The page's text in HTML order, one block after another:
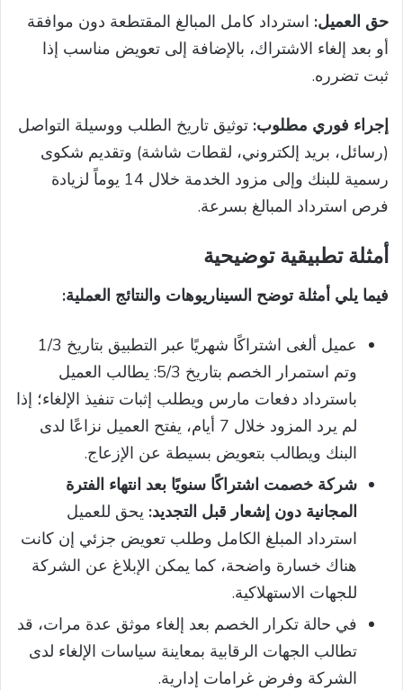
حق العميل: استرداد كامل المبالغ المقتطعة دون موافقة
أو بعد إلغاء الاشتراك، بالإضافة إلى تعويض مناسب إذا
ثبت تضرره.
إجراء فوري مطلوب: توثيق تاريخ الطلب ووسيلة التواصل
(رسائل، بريد إلكتروني، لقطات شاشة) وتقديم شكوى
رسمية للبنك وإلى مزود الخدمة خلال 14 يوماً لزيادة
فرص استرداد المبالغ بسرعة.
أمثلة تطبيقية توضيحية
فيما يلي أمثلة توضح السيناريوهات والنتائج العملية:
عميل ألغى اشتراكًا شهريًا عبر التطبيق بتاريخ 1/3
وتم استمرار الخصم بتاريخ 5/3: يطالب العميل
باسترداد دفعات مارس ويطلب إثبات تنفيذ الإلغاء؛ إذا
لم يرد المزود خلال 7 أيام، يفتح العميل نزاعًا لدى
البنك ويطالب بتعويض بسيطة عن الإزعاج.
شركة خصمت اشتراكًا سنويًا بعد انتهاء الفترة
المجانية دون إشعار قبل التجديد: يحق للعميل
استرداد المبلغ الكامل وطلب تعويض جزئي إن كانت
هناك خسارة واضحة، كما يمكن الإبلاغ عن الشركة
للجهات الاستهلاكية.
في حالة تكرار الخصم بعد إلغاء موثق عدة مرات، قد
تطالب الجهات الرقابية بمعاينة سياسات الإلغاء لدى
الشركة وفرض غرامات إدارية.